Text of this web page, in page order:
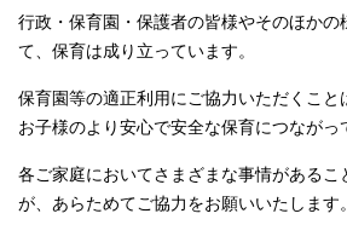
行政・保育園・保護者の皆様やそのほかの
て、保育は成り立っています。
保育園等の適正利用にご協力いただくこと
お子様のより安心で安全な保育につながっ
各ご家庭においてさまざまな事情があるこ
が、あらためてご協力をお願いいたします。